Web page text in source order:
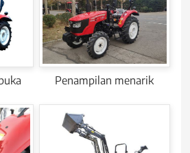
Penampilan menarik